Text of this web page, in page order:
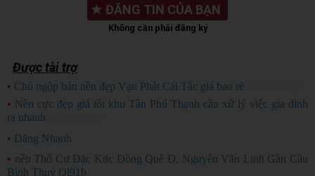
★ ĐĂNG TIN CỦA BẠN
Không cần phải đăng ký
Được tài trợ
• Chủ ngộp bán nền đẹp Vạn Phát Cái Tắc giá bao rẻ
• Nền cực đẹp giá tốt khu Tân Phú Thạnh cần xử lý việc gia đình
ra nhanh
• Đăng Nhanh
• nền Thổ Cư Đặc Kdc Đồng Quê Đ. Nguyễn Văn Linh Gần Cầu
Bình Thuỷ Ql91b